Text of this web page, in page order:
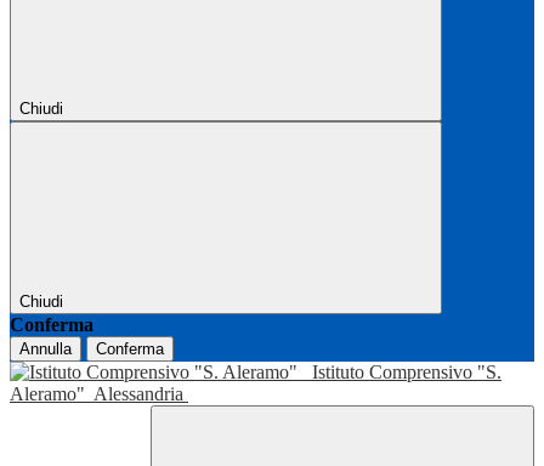
Chiudi
Chiudi
Conferma
Annulla Conferma
Istituto Comprensivo "S.
Aleramo" Alessandria